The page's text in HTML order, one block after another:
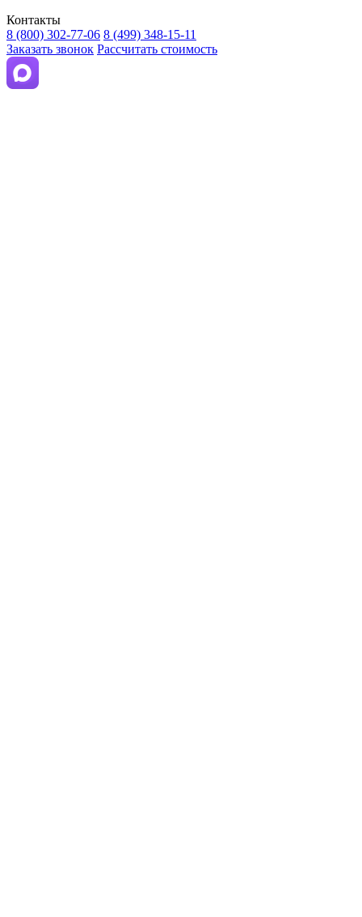
Контакты
8 (800) 302-77-06 8 (499) 348-15-11
Заказать звонок Рассчитать стоимость